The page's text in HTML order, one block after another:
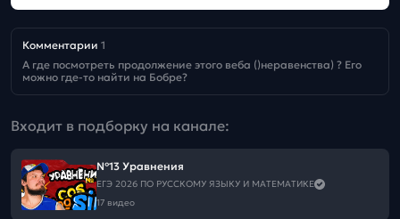
Комментарии 1
А где посмотреть продолжение этого веба ()неравенства) ? Его
можно где-то найти на Бобре?
Входит в подборку на канале:
№13 Уравнения
ЕГЭ 2026 ПО РУССКОМУ ЯЗЫКУ И МАТЕМАТИКЕ
17 видео